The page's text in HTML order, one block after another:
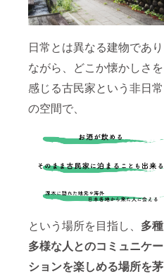
日常とは異なる建物であり
ながら、どこか懐かしさを
感じる古民家という非日常
の空間で、
という場所を目指し、 多種
多様な人とのコミュニケー
ションを楽しめる場所を茅